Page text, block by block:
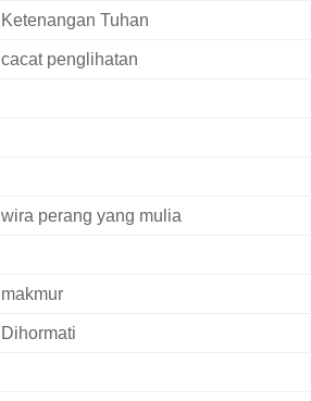
Ketenangan Tuhan
cacat penglihatan
wira perang yang mulia
makmur
Dihormati